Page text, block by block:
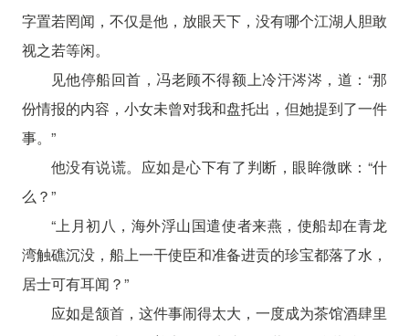
字置若罔闻，不仅是他，放眼天下，没有哪个江湖人胆敢
视之若等闲。
见他停船回首，冯老顾不得额上冷汗涔涔，道：“那
份情报的内容，小女未曾对我和盘托出，但她提到了一件
事。”
他没有说谎。应如是心下有了判断，眼眸微眯：“什
么？”
“上月初八，海外浮山国遣使者来燕，使船却在青龙
湾触礁沉没，船上一干使臣和准备进贡的珍宝都落了水，
居士可有耳闻？”
应如是颔首，这件事闹得太大，一度成为茶馆酒肆里